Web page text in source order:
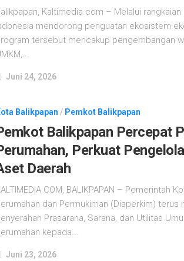
Kaltimedia.com – Melalui rangkaian
mendorong penguatan ekosistem
tersebut mencakup pengembangan
Juni 24, 2026
Balikpapan / Pemkot Balikpapan
Balikpapan Percepat
Perkuat
Daerah
BALIKPAPAN – Pemerintah
dan Permukiman (Disperkim)
Prasarana, Sarana, dan Utilitas
kepada...
Juni 23, 2026